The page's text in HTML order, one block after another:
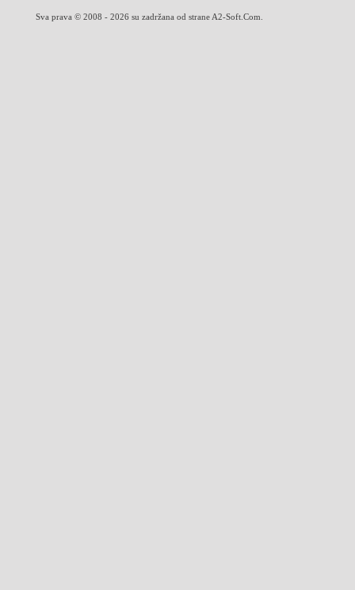
Sva prava © 2008 - 2026 su zadržana od strane A2-Soft.Com.